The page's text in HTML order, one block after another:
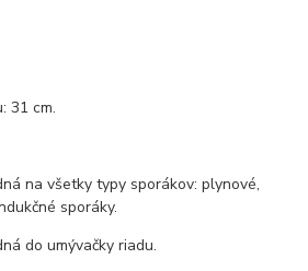
31 cm.
na všetky typy sporákov: plynové,
sporáky.
do umývačky riadu.